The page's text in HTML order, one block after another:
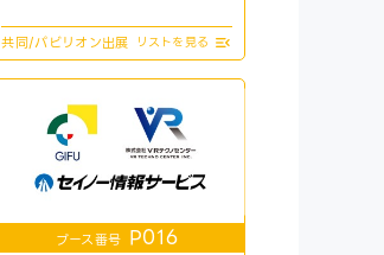
共同/パビリオン出展
ブース番号 P016